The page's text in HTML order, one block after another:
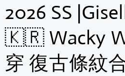
2026 SS
🇰🇷 Wacky
穿 復古條紋